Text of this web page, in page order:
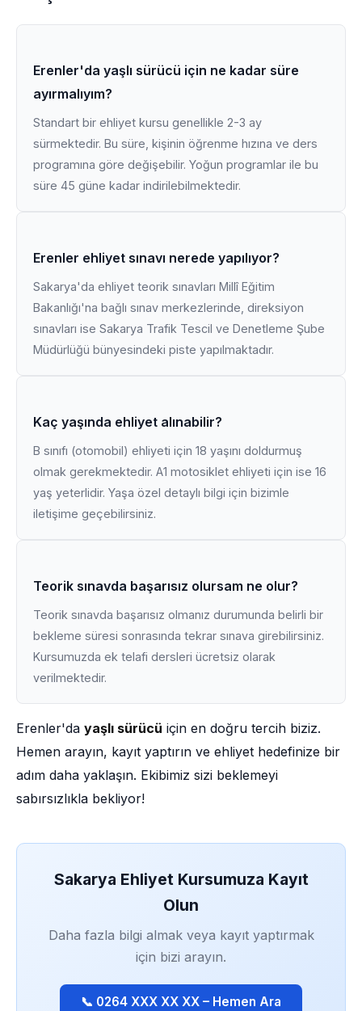
Erenler'da yaşlı sürücü için ne kadar süre
ayırmalıyım?
Standart bir ehliyet kursu genellikle 2-3 ay
sürmektedir. Bu süre, kişinin öğrenme hızına ve ders
programına göre değişebilir. Yoğun programlar ile bu
süre 45 güne kadar indirilebilmektedir.
Erenler ehliyet sınavı nerede yapılıyor?
Sakarya'da ehliyet teorik sınavları Millî Eğitim
Bakanlığı'na bağlı sınav merkezlerinde, direksiyon
sınavları ise Sakarya Trafik Tescil ve Denetleme Şube
Müdürlüğü bünyesindeki piste yapılmaktadır.
Kaç yaşında ehliyet alınabilir?
B sınıfı (otomobil) ehliyeti için 18 yaşını doldurmuş
olmak gerekmektedir. A1 motosiklet ehliyeti için ise 16
yaş yeterlidir. Yaşa özel detaylı bilgi için bizimle
iletişime geçebilirsiniz.
Teorik sınavda başarısız olursam ne olur?
Teorik sınavda başarısız olmanız durumunda belirli bir
bekleme süresi sonrasında tekrar sınava girebilirsiniz.
Kursumuzda ek telafi dersleri ücretsiz olarak
verilmektedir.
Erenler'da yaşlı sürücü için en doğru tercih biziz.
Hemen arayın, kayıt yaptırın ve ehliyet hedefinize bir
adım daha yaklaşın. Ekibimiz sizi beklemeyi
sabırsızlıkla bekliyor!
Sakarya Ehliyet Kursumuza Kayıt
Olun
Daha fazla bilgi almak veya kayıt yaptırmak
için bizi arayın.
📞 0264 XXX XX XX – Hemen Ara